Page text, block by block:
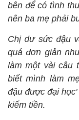
bên để có tình
nên ba mẹ phải
Chị dư sức đậu
quá đơn giản
làm một vài câu
biết mình làm
đậu được đại
kiếm tiền.